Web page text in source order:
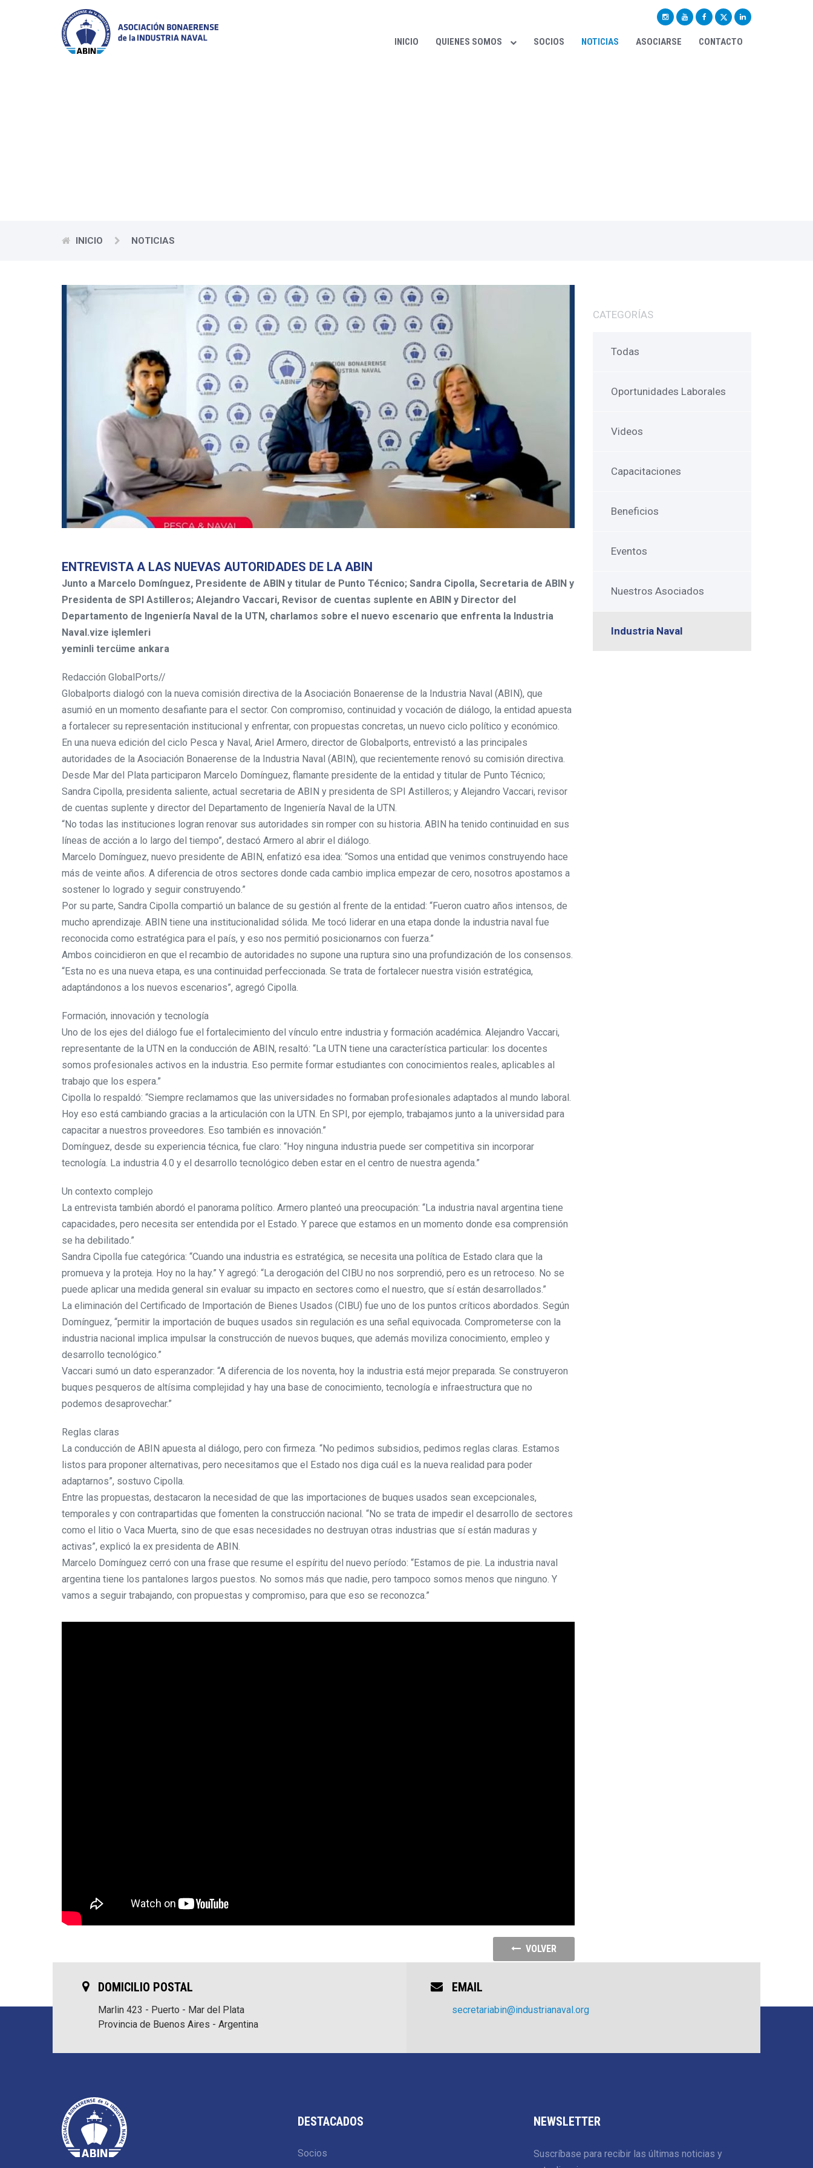
INICIO QUIENES SOMOS SOCIOS NOTICIAS ASOCIARSE CONTACTO
INICIO NOTICIAS
ENTREVISTA A LAS NUEVAS AUTORIDADES DE LA ABIN
Junto a Marcelo Domínguez, Presidente de ABIN y titular de Punto Técnico; Sandra Cipolla, Secretaria de ABIN y
Presidenta de SPI Astilleros; Alejandro Vaccari, Revisor de cuentas suplente en ABIN y Director del
Departamento de Ingeniería Naval de la UTN, charlamos sobre el nuevo escenario que enfrenta la Industria
Naval.vize işlemleri
yeminli tercüme ankara
Redacción GlobalPorts//
Globalports dialogó con la nueva comisión directiva de la Asociación Bonaerense de la Industria Naval (ABIN), que
asumió en un momento desafiante para el sector. Con compromiso, continuidad y vocación de diálogo, la entidad apuesta
a fortalecer su representación institucional y enfrentar, con propuestas concretas, un nuevo ciclo político y económico.
En una nueva edición del ciclo Pesca y Naval, Ariel Armero, director de Globalports, entrevistó a las principales
autoridades de la Asociación Bonaerense de la Industria Naval (ABIN), que recientemente renovó su comisión directiva.
Desde Mar del Plata participaron Marcelo Domínguez, flamante presidente de la entidad y titular de Punto Técnico;
Sandra Cipolla, presidenta saliente, actual secretaria de ABIN y presidenta de SPI Astilleros; y Alejandro Vaccari, revisor
de cuentas suplente y director del Departamento de Ingeniería Naval de la UTN.
“No todas las instituciones logran renovar sus autoridades sin romper con su historia. ABIN ha tenido continuidad en sus
líneas de acción a lo largo del tiempo”, destacó Armero al abrir el diálogo.
Marcelo Domínguez, nuevo presidente de ABIN, enfatizó esa idea: “Somos una entidad que venimos construyendo hace
más de veinte años. A diferencia de otros sectores donde cada cambio implica empezar de cero, nosotros apostamos a
sostener lo logrado y seguir construyendo.”
Por su parte, Sandra Cipolla compartió un balance de su gestión al frente de la entidad: “Fueron cuatro años intensos, de
mucho aprendizaje. ABIN tiene una institucionalidad sólida. Me tocó liderar en una etapa donde la industria naval fue
reconocida como estratégica para el país, y eso nos permitió posicionarnos con fuerza.”
Ambos coincidieron en que el recambio de autoridades no supone una ruptura sino una profundización de los consensos.
“Esta no es una nueva etapa, es una continuidad perfeccionada. Se trata de fortalecer nuestra visión estratégica,
adaptándonos a los nuevos escenarios”, agregó Cipolla.
Formación, innovación y tecnología
Uno de los ejes del diálogo fue el fortalecimiento del vínculo entre industria y formación académica. Alejandro Vaccari,
representante de la UTN en la conducción de ABIN, resaltó: “La UTN tiene una característica particular: los docentes
somos profesionales activos en la industria. Eso permite formar estudiantes con conocimientos reales, aplicables al
trabajo que los espera.”
Cipolla lo respaldó: “Siempre reclamamos que las universidades no formaban profesionales adaptados al mundo laboral.
Hoy eso está cambiando gracias a la articulación con la UTN. En SPI, por ejemplo, trabajamos junto a la universidad para
capacitar a nuestros proveedores. Eso también es innovación.”
Domínguez, desde su experiencia técnica, fue claro: “Hoy ninguna industria puede ser competitiva sin incorporar
tecnología. La industria 4.0 y el desarrollo tecnológico deben estar en el centro de nuestra agenda.”
Un contexto complejo
La entrevista también abordó el panorama político. Armero planteó una preocupación: “La industria naval argentina tiene
capacidades, pero necesita ser entendida por el Estado. Y parece que estamos en un momento donde esa comprensión
se ha debilitado.”
Sandra Cipolla fue categórica: “Cuando una industria es estratégica, se necesita una política de Estado clara que la
promueva y la proteja. Hoy no la hay.” Y agregó: “La derogación del CIBU no nos sorprendió, pero es un retroceso. No se
puede aplicar una medida general sin evaluar su impacto en sectores como el nuestro, que sí están desarrollados.”
La eliminación del Certificado de Importación de Bienes Usados (CIBU) fue uno de los puntos críticos abordados. Según
Domínguez, “permitir la importación de buques usados sin regulación es una señal equivocada. Comprometerse con la
industria nacional implica impulsar la construcción de nuevos buques, que además moviliza conocimiento, empleo y
desarrollo tecnológico.”
Vaccari sumó un dato esperanzador: “A diferencia de los noventa, hoy la industria está mejor preparada. Se construyeron
buques pesqueros de altísima complejidad y hay una base de conocimiento, tecnología e infraestructura que no
podemos desaprovechar.”
Reglas claras
La conducción de ABIN apuesta al diálogo, pero con firmeza. “No pedimos subsidios, pedimos reglas claras. Estamos
listos para proponer alternativas, pero necesitamos que el Estado nos diga cuál es la nueva realidad para poder
adaptarnos”, sostuvo Cipolla.
Entre las propuestas, destacaron la necesidad de que las importaciones de buques usados sean excepcionales,
temporales y con contrapartidas que fomenten la construcción nacional. “No se trata de impedir el desarrollo de sectores
como el litio o Vaca Muerta, sino de que esas necesidades no destruyan otras industrias que sí están maduras y
activas”, explicó la ex presidenta de ABIN.
Marcelo Domínguez cerró con una frase que resume el espíritu del nuevo período: “Estamos de pie. La industria naval
argentina tiene los pantalones largos puestos. No somos más que nadie, pero tampoco somos menos que ninguno. Y
vamos a seguir trabajando, con propuestas y compromiso, para que eso se reconozca.”
VOLVER
CATEGORÍAS
Todas
Oportunidades Laborales
Videos
Capacitaciones
Beneficios
Eventos
Nuestros Asociados
Industria Naval
DOMICILIO POSTAL
Marlin 423 - Puerto - Mar del Plata
Provincia de Buenos Aires - Argentina
EMAIL
secretariabin@industrianaval.org
DESTACADOS
Socios
NEWSLETTER
Suscríbase para recibir las últimas noticias y